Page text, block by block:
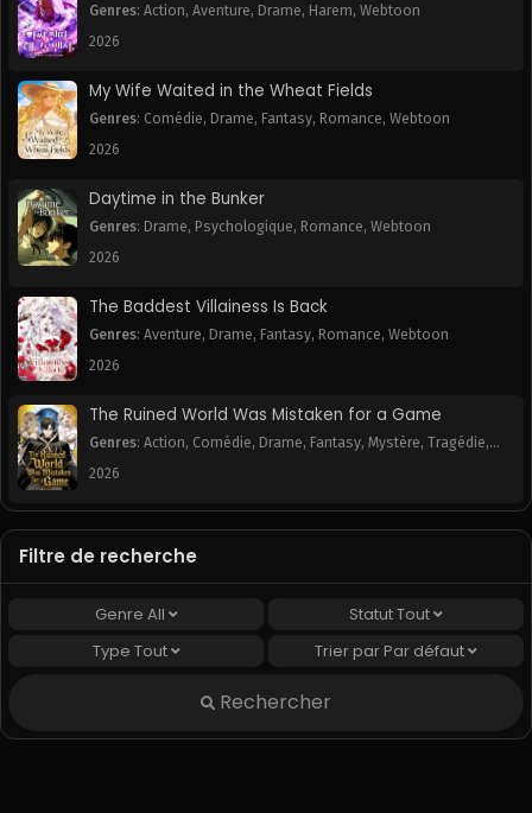
Genres: Action, Aventure, Drame, Harem, Webtoon
2026
My Wife Waited in the Wheat Fields
Genres: Comédie, Drame, Fantasy, Romance, Webtoon
2026
Daytime in the Bunker
Genres: Drame, Psychologique, Romance, Webtoon
2026
The Baddest Villainess Is Back
Genres: Aventure, Drame, Fantasy, Romance, Webtoon
2026
The Ruined World Was Mistaken for a Game
Genres: Action, Comédie, Drame, Fantasy, Mystère, Tragédie,
Webtoon
2026
Filtre de recherche
Genre All StatutTout
Type Tout Trier par Par défaut
Rechercher